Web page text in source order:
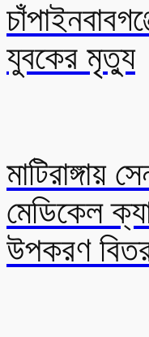
যুবকের মৃত্যু
মাটিরাঙ্গায়
মেডিকেল
উপকরণ